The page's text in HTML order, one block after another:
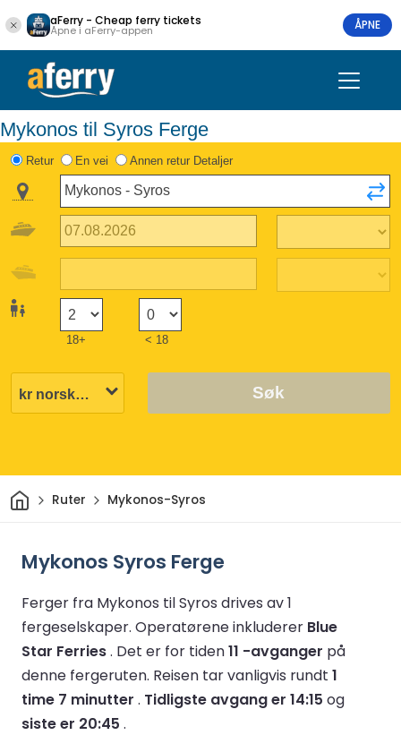
aFerry - Cheap ferry tickets
Åpne i aFerry-appen ÅPNE
Mykonos til Syros Ferge
Retur En vei Annen retur Detaljer
18+ < 18
Søk
HjemRuter Mykonos-Syros
Mykonos Syros Ferge
Ferger fra Mykonos til Syros drives av 1
fergeselskaper. Operatørene inkluderer Blue
Star Ferries. Det er for tiden11 -avganger på
denne fergeruten. Reisen tar vanligvis rundt 1
time 7 minutter . Tidligste avgang er 14:15 og
siste er 20:45 .